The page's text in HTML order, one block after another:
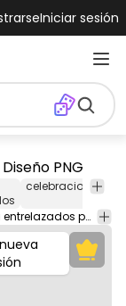
Iniciar sesión
PNG
celebracion
Un diseño que representa dos anillos de boda entrelazados para formar la forma de un corazón, que simboliza la unidad y el amor de una pareja de recién casados.